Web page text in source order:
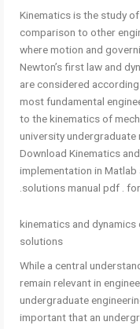
Kinematics is the study
comparison to other
where motion and
Newton’s first law and
are considered
most fundamental
to the kinematics of
university undergraduate
Download Kinematics
implementation in
solutions manual pdf .
kinematics and
solutions
While a central
remain relevant in
undergraduate
important that an